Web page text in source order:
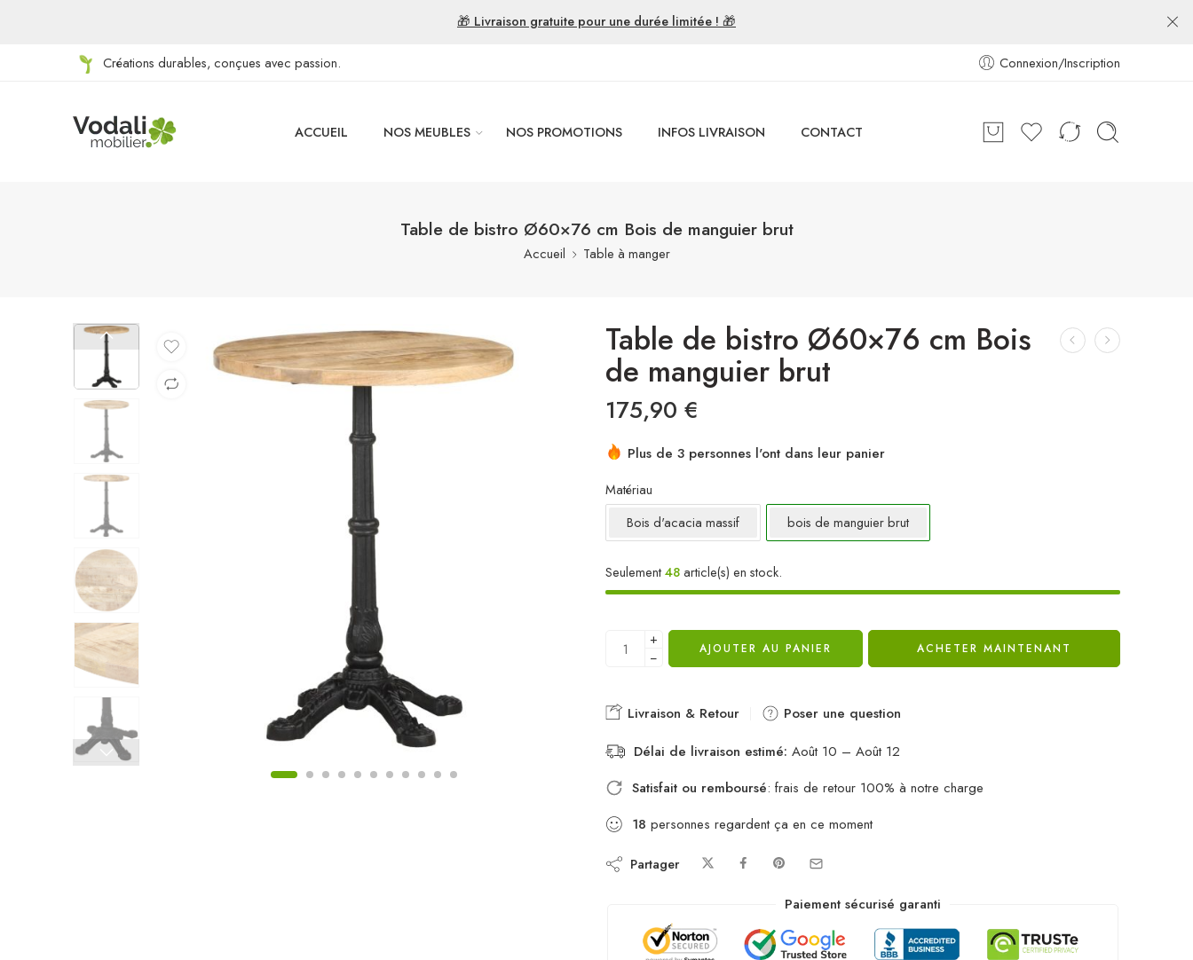
🎁 Livraison gratuite pour une durée limitée ! 🎁
Créations durables, conçues avec passion. Connexion/Inscription
ACCUEIL NOS MEUBLES NOS PROMOTIONS INFOS LIVRAISON CONTACT
Table de bistro Ø60×76 cm Bois de manguier brut
Accueil Table à manger
Table de bistro Ø60×76 cm Bois
de manguier brut
175,90 €
Plus de 3 personnes l'ont dans leur panier
Matériau
Bois d'acacia massif
bois de manguier brut
Seulement48article(s) en stock.
+
−
AJOUTER AU PANIER ACHETER MAINTENANT
Livraison & Retour
Poser une question
Délai de livraison estimé: Août 10 – Août 12
Satisfait ou remboursé: frais de retour 100% à notre charge
18 personnes regardent ça en ce moment
Partager
Paiement sécurisé garanti